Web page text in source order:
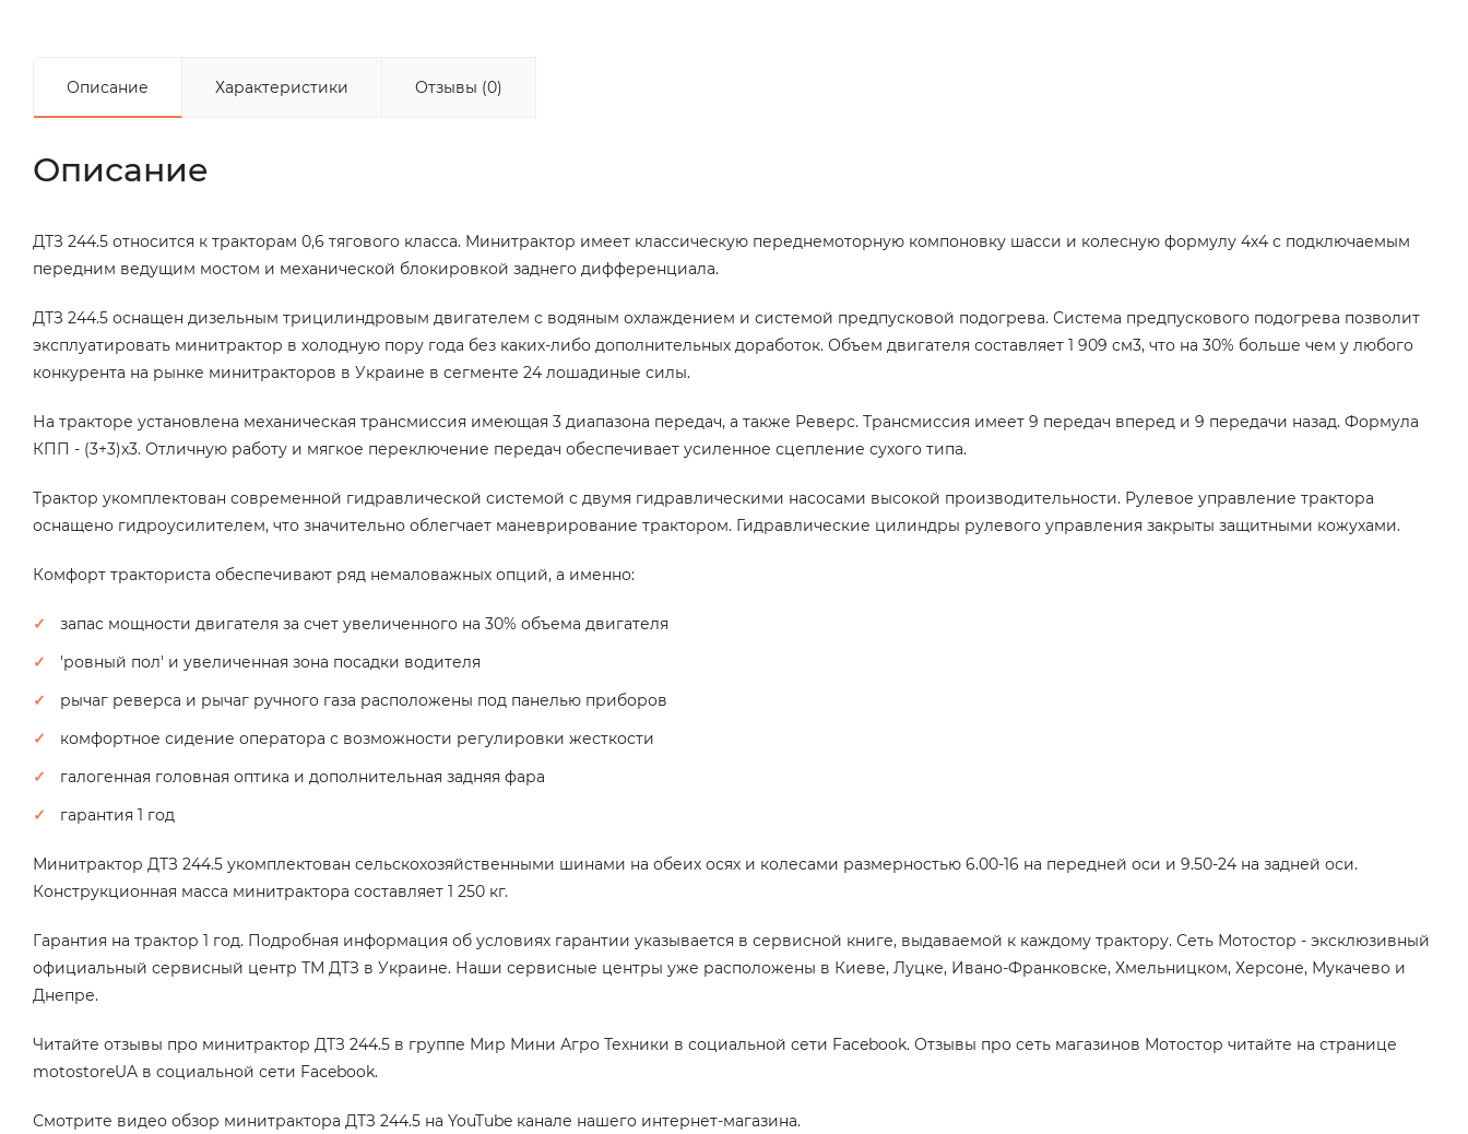
Описание Характеристики Отзывы (0)
Описание
ДТЗ 244.5 относится к тракторам 0,6 тягового класса. Минитрактор имеет классическую переднемоторную компоновку шасси и колесную формулу 4х4 с подключаемым
передним ведущим мостом и механической блокировкой заднего дифференциала.
ДТЗ 244.5 оснащен дизельным трицилиндровым двигателем с водяным охлаждением и системой предпусковой подогрева. Система предпускового подогрева позволит
эксплуатировать минитрактор в холодную пору года без каких-либо дополнительных доработок. Объем двигателя составляет 1 909 см3, что на 30% больше чем у любого
конкурента на рынке минитракторов в Украине в сегменте 24 лошадиные силы.
На тракторе установлена механическая трансмиссия имеющая 3 диапазона передач, а также Реверс. Трансмиссия имеет 9 передач вперед и 9 передачи назад. Формула
КПП - (3+3)х3. Отличную работу и мягкое переключение передач обеспечивает усиленное сцепление сухого типа.
Трактор укомплектован современной гидравлической системой с двумя гидравлическими насосами высокой производительности. Рулевое управление трактора
оснащено гидроусилителем, что значительно облегчает маневрирование трактором. Гидравлические цилиндры рулевого управления закрыты защитными кожухами.
Комфорт тракториста обеспечивают ряд немаловажных опций, а именно:
запас мощности двигателя за счет увеличенного на 30% объема двигателя
'ровный пол' и увеличенная зона посадки водителя
рычаг реверса и рычаг ручного газа расположены под панелью приборов
комфортное сидение оператора с возможности регулировки жесткости
галогенная головная оптика и дополнительная задняя фара
гарантия 1 год
Минитрактор ДТЗ 244.5 укомплектован сельскохозяйственными шинами на обеих осях и колесами размерностью 6.00-16 на передней оси и 9.50-24 на задней оси.
Конструкционная масса минитрактора составляет 1 250 кг.
Гарантия на трактор 1 год. Подробная информация об условиях гарантии указывается в сервисной книге, выдаваемой к каждому трактору. Сеть Мотостор - эксклюзивный
официальный сервисный центр ТМ ДТЗ в Украине. Наши сервисные центры уже расположены в Киеве, Луцке, Ивано-Франковске, Хмельницком, Херсоне, Мукачево и
Днепре.
Читайте отзывы про минитрактор ДТЗ 244.5 в группе Мир Мини Агро Техники в социальной сети Facebook. Отзывы про сеть магазинов Мотостор читайте на странице
motostoreUA в социальной сети Facebook.
Смотрите видео обзор минитрактора ДТЗ 244.5 на YouTube канале нашего интернет-магазина.